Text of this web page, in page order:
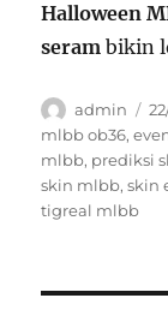
Halloween
seram bikin
Author
admin
on
mlbb ob36,
mlbb, prediksi
skin mlbb,skin
tigreal mlbb